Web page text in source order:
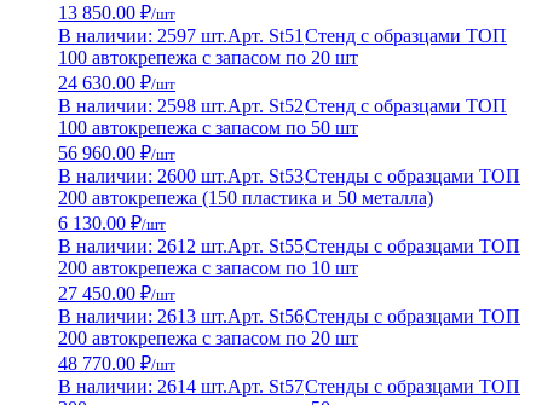
13 850.00 ₽/шт
В наличии: 2597 шт.Арт. St51 Стенд с образцами ТОП
100 автокрепежа с запасом по 20 шт
24 630.00 ₽/шт
В наличии: 2598 шт.Арт. St52Стенд с образцами ТОП
100 автокрепежа с запасом по 50 шт
56 960.00 ₽/шт
В наличии: 2600 шт.Арт. St53Стенды с образцами ТОП
200 автокрепежа (150 пластика и 50 металла)
6 130.00 ₽/шт
В наличии: 2612 шт.Арт. St55Стенды с образцами ТОП
200 автокрепежа с запасом по 10 шт
27 450.00 ₽/шт
В наличии: 2613 шт.Арт. St56Стенды с образцами ТОП
200 автокрепежа с запасом по 20 шт
48 770.00 ₽/шт
В наличии: 2614 шт.Арт. St57Стенды с образцами ТОП